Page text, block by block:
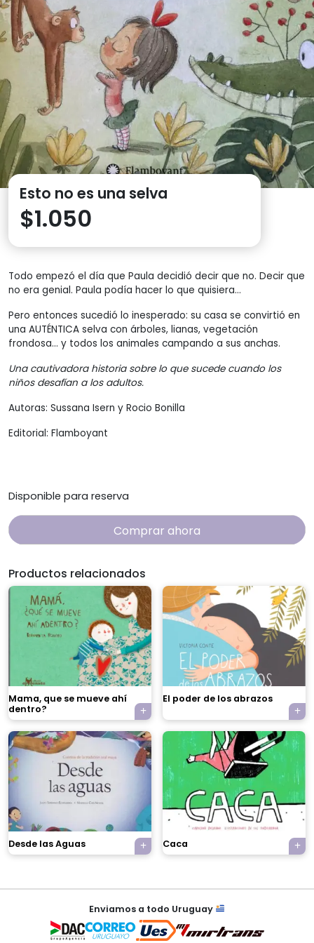
Esto no es una selva
$1.050
Todo empezó el día que Paula decidió decir que no. Decir que
no era genial. Paula podía hacer lo que quisiera…
Pero entonces sucedió lo inesperado: su casa se convirtió en
una AUTÉNTICA selva con árboles, lianas, vegetación
frondosa… y todos los animales campando a sus anchas.
Una cautivadora historia sobre lo que sucede cuando los
niños desafían a los adultos.
Autoras: Sussana Isern y Rocio Bonilla
Editorial: Flamboyant
Disponible para reserva
Comprar ahora
Productos relacionados
Mama, que se mueve ahí
dentro?
El poder de los abrazos
Desde las Aguas Caca
Enviamos a todo Uruguay
×
Tu carrito está vacío.
Agregá un producto y aparecerá acá
automáticamente.